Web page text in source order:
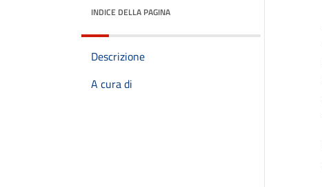
INDICE DELLA PAGINA
Descrizione
A cura di